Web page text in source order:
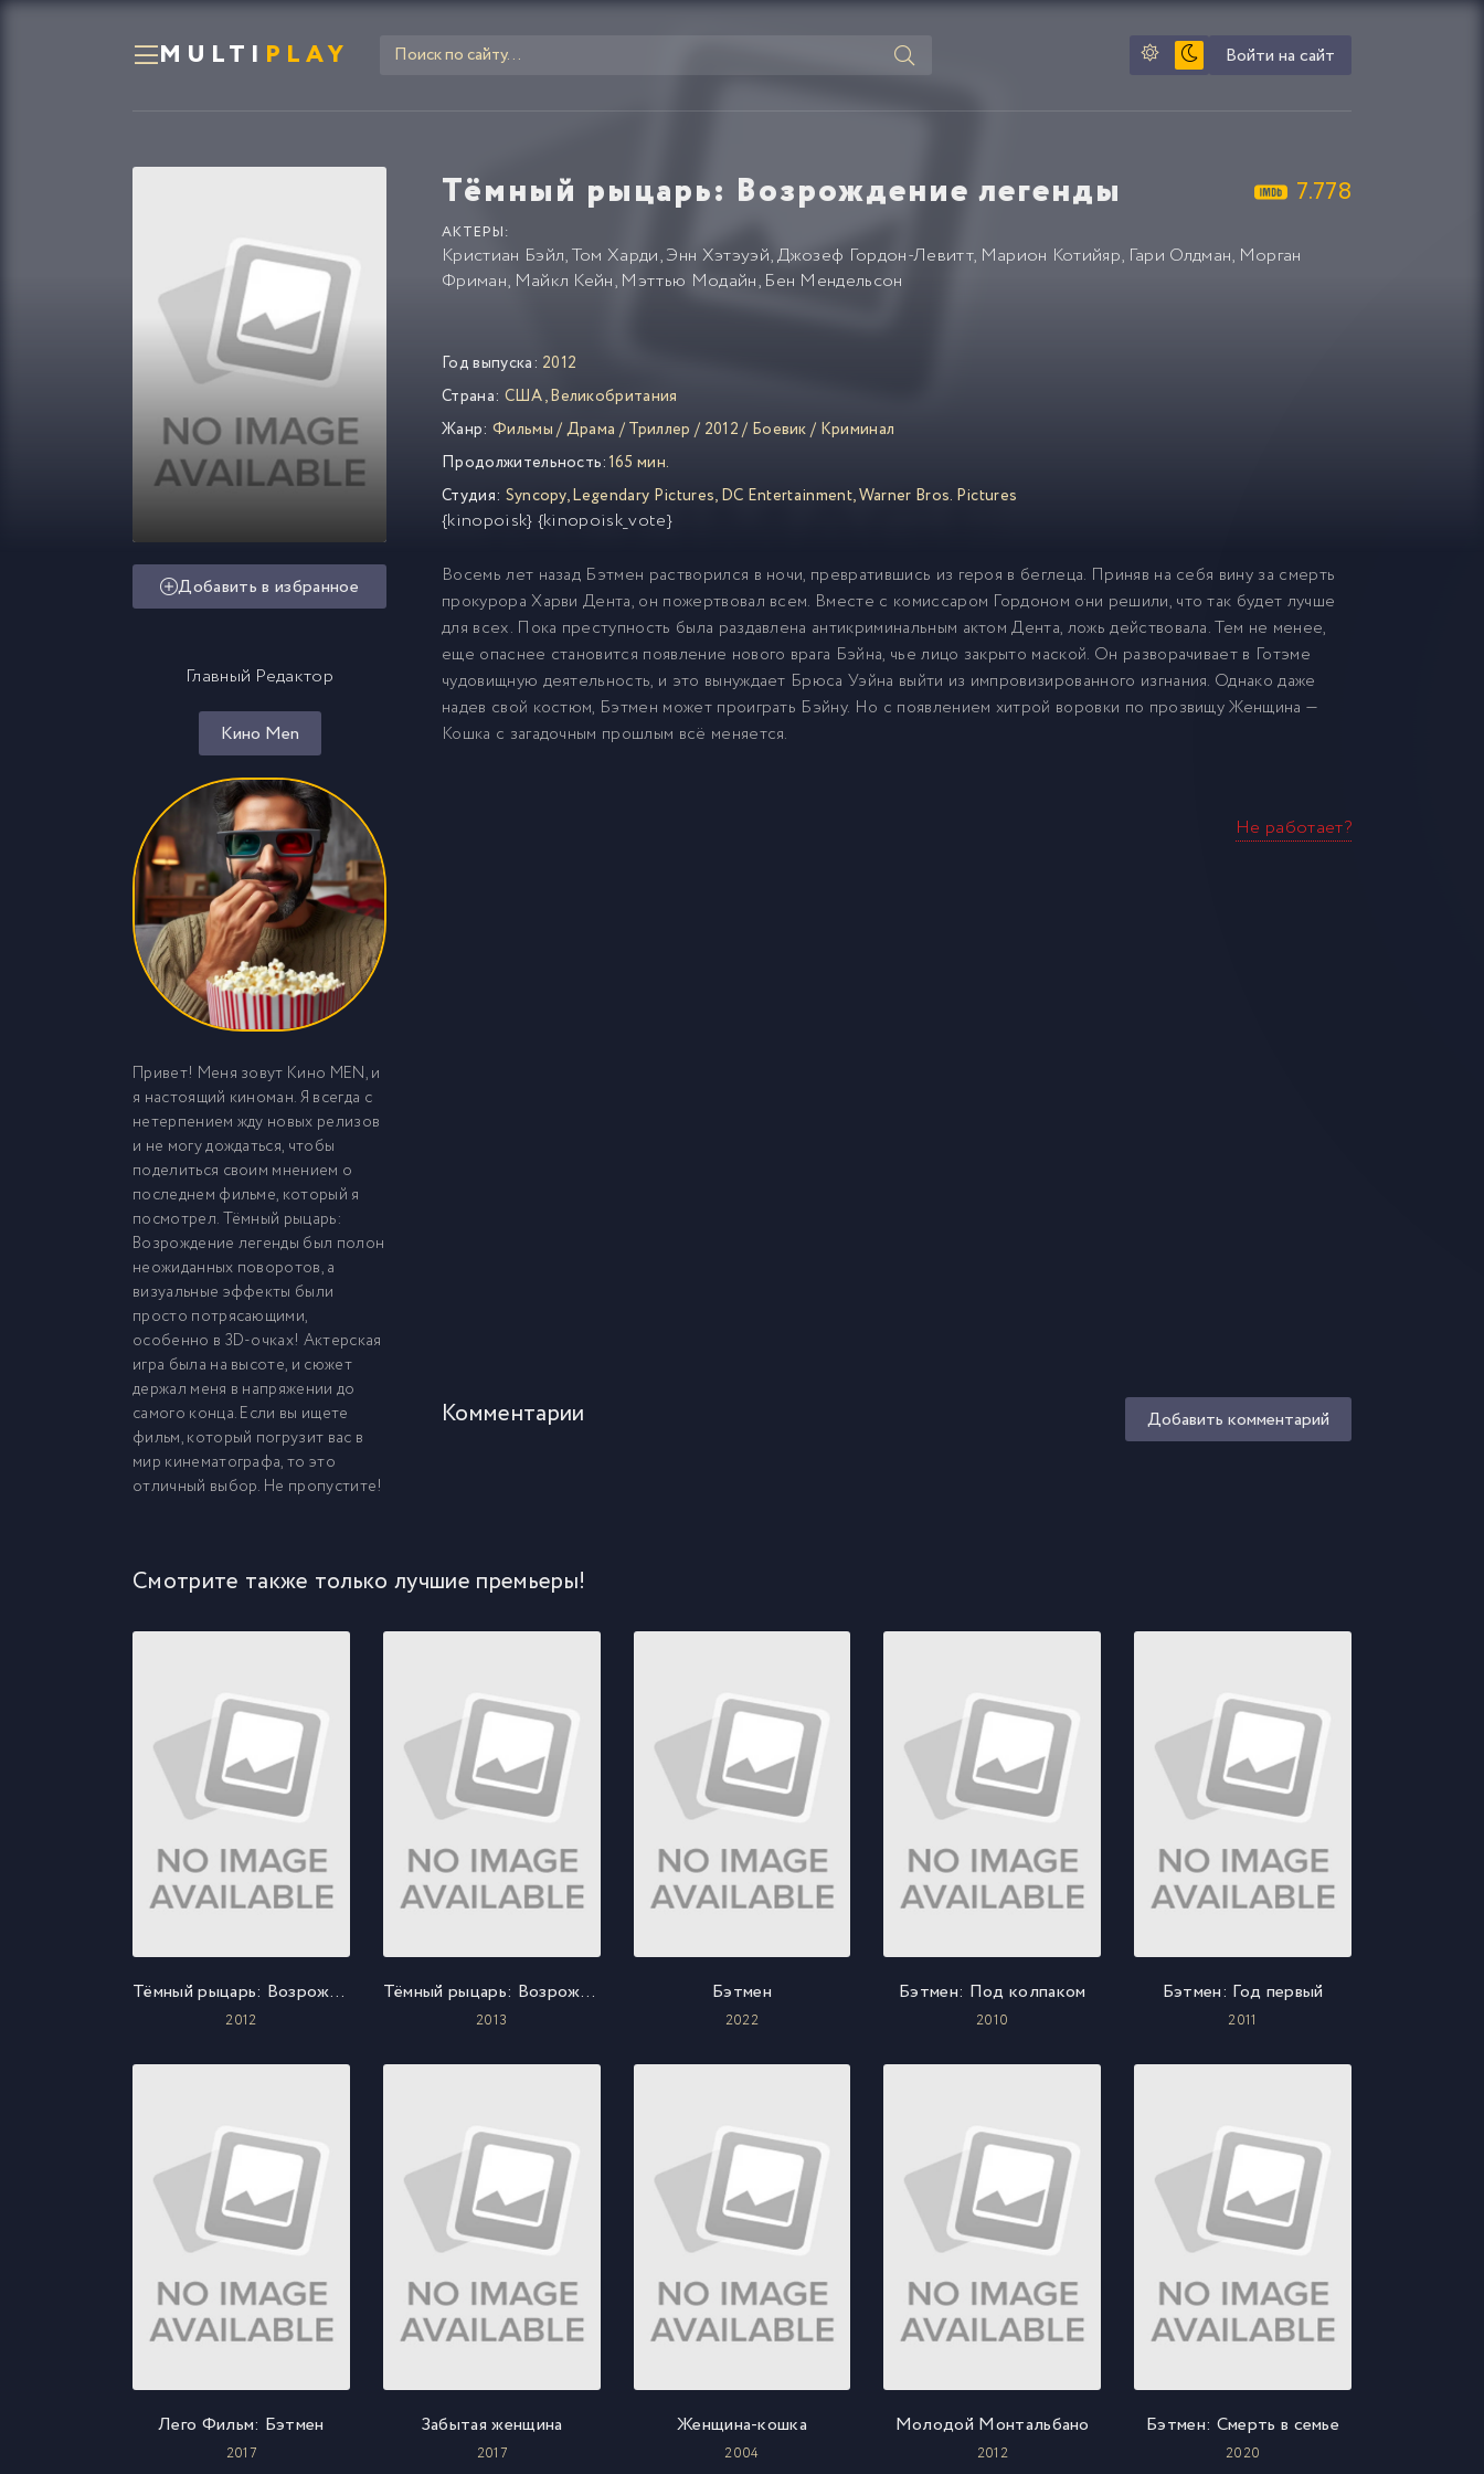
MULTI PLAY Войти на сайт
Тёмный рыцарь: Возрождение легенды 7.778
АКТЕРЫ:
Кристиан Бэйл,Том Харди,Энн Хэтэуэй,Джозеф Гордон-Левитт, Марион Котийяр, Гари Олдман, Морган
Фриман, Майкл Кейн, Мэттью Модайн, Бен Мендельсон
Добавить в избранное
Главный Редактор
Кино Men
Привет! Меня зовут Кино MEN, и
я настоящий киноман. Я всегда с
нетерпением жду новых релизов
и не могу дождаться, чтобы
поделиться своим мнением о
последнем фильме, который я
посмотрел. Тёмный рыцарь:
Возрождение легенды был полон
неожиданных поворотов, а
визуальные эффекты были
просто потрясающими,
особенно в 3D-очках! Актерская
игра была на высоте, и сюжет
держал меня в напряжении до
самого конца. Если вы ищете
фильм, который погрузит вас в
мир кинематографа, то это
отличный выбор. Не пропустите!
Год выпуска: 2012
Страна: США,Великобритания
Жанр: Фильмы/Драма /Триллер / 2012/ Боевик/ Криминал
Продолжительность:165 мин.
Студия: Syncopy,Legendary Pictures,DC Entertainment,Warner Bros. Pictures
{kinopoisk} {kinopoisk_vote}
Восемь лет назад Бэтмен растворился в ночи, превратившись из героя в беглеца. Приняв на себя вину за смерть
прокурора Харви Дента, он пожертвовал всем. Вместе с комиссаром Гордоном они решили, что так будет лучше
для всех. Пока преступность была раздавлена антикриминальным актом Дента, ложь действовала. Тем не менее,
еще опаснее становится появление нового врага Бэйна, чье лицо закрыто маской. Он разворачивает в Готэме
чудовищную деятельность, и это вынуждает Брюса Уэйна выйти из импровизированного изгнания. Однако даже
надев свой костюм, Бэтмен может проиграть Бэйну. Но с появлением хитрой воровки по прозвищу Женщина —
Кошка с загадочным прошлым всё меняется.
Не работает?
Комментарии Добавить комментарий
Смотрите также только лучшие премьеры!
Тёмный рыцарь: Возрождение легенды. Часть 1
2012
Тёмный рыцарь: Возрождение легенды. Часть 2
2013
Бэтмен
2022
Бэтмен: Под колпаком
2010
Бэтмен: Год первый
2011
Лего Фильм: Бэтмен
2017
Забытая женщина
2017
Женщина-кошка
2004
Молодой Монтальбано
2012
Бэтмен: Смерть в семье
2020